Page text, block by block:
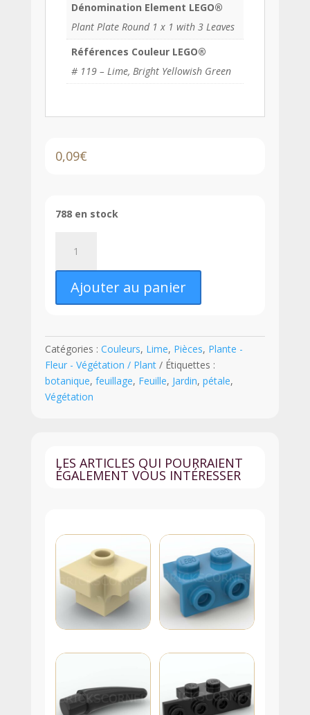
Dénomination Element LEGO®
Plant Plate Round 1 x 1 with 3 Leaves
Références Couleur LEGO®
# 119 – Lime, Bright Yellowish Green
0,09€
788 en stock
LEGO®
Plante
1
1
avec
3
Feuilles
/
-
Lime
Ajouter au panier
Catégories : Couleurs, Lime, Pièces, Plante -
Fleur - Végétation / Plant
Étiquettes :
botanique, feuillage, Feuille, Jardin, pétale,
Végétation
LES ARTICLES QUI POURRAIENT
ÉGALEMENT VOUS INTÉRESSER